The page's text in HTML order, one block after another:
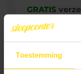
Toestemming
GRATIS
Levertijd: